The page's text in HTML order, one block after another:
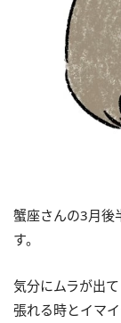
蟹座さんの3月後
す。
気分にムラが出
張れる時とイマ